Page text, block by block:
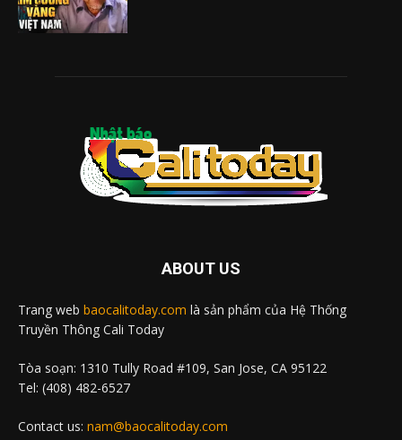
ABOUT US
Trang web baocalitoday.com là sản phẩm của Hệ Thống
Truyền Thông Cali Today
Tòa soạn: 1310 Tully Road #109, San Jose, CA 95122
Tel: (408) 482-6527
Contact us: nam@baocalitoday.com